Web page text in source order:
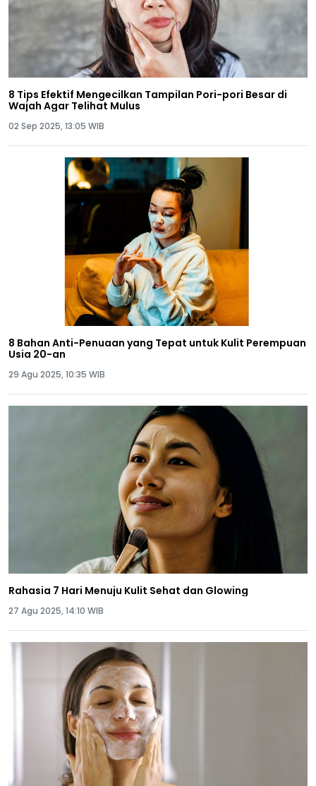
8 Tips Efektif Mengecilkan Tampilan Pori-pori Besar di
Wajah Agar Telihat Mulus
02 Sep 2025, 13:05 WIB
8 Bahan Anti-Penuaan yang Tepat untuk Kulit Perempuan
Usia 20-an
29 Agu 2025, 10:35 WIB
Rahasia 7 Hari Menuju Kulit Sehat dan Glowing
27 Agu 2025, 14:10 WIB